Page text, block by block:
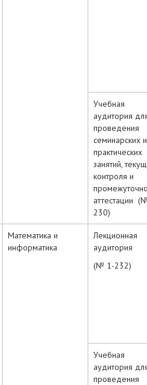
Учебная
аудитория
проведения
семинарских и
практических
занятий,
контроля и
аттестации
230)
Математика и
информатика
Лекционная
аудитория
(№ 1-232)
Учебная
аудитория
проведения